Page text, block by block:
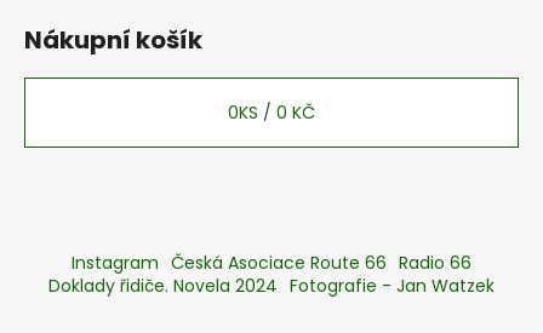
Nákupní košík
0KS / 0 KČ
Instagram Česká Asociace Route 66 Radio 66
Doklady řidiče. Novela 2024 Fotografie - Jan Watzek